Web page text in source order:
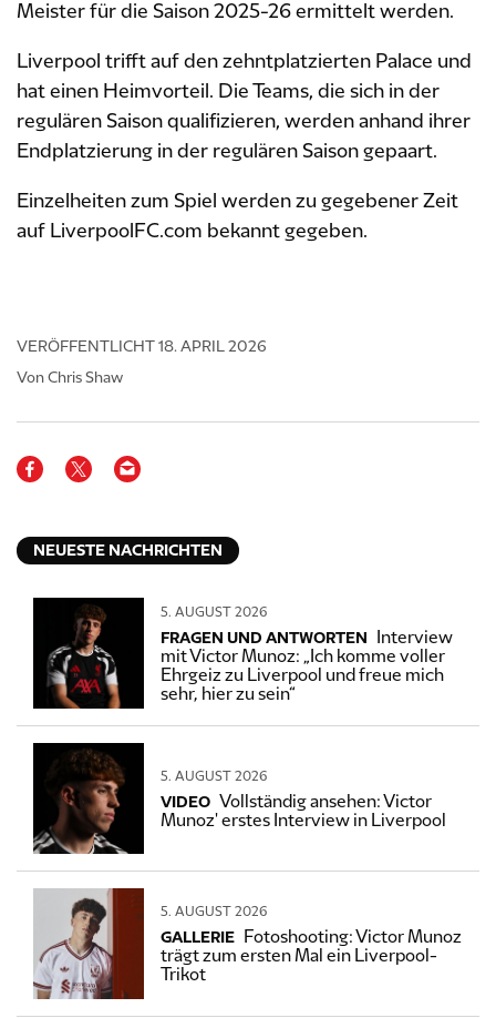
Meister für die Saison 2025-26 ermittelt werden.
Liverpool trifft auf den zehntplatzierten Palace und
hat einen Heimvorteil. Die Teams, die sich in der
regulären Saison qualifizieren, werden anhand ihrer
Endplatzierung in der regulären Saison gepaart.
Einzelheiten zum Spiel werden zu gegebener Zeit
auf LiverpoolFC.com bekannt gegeben.
VERÖFFENTLICHT 18. APRIL 2026
Von Chris Shaw
NEUESTE NACHRICHTEN
5. AUGUST 2026
FRAGEN UND ANTWORTEN
Interview
mit Victor Munoz: „Ich komme voller
Ehrgeiz zu Liverpool und freue mich
sehr, hier zu sein“
5. AUGUST 2026
VIDEO Vollständig ansehen: Victor
Munoz' erstes Interview in Liverpool
5. AUGUST 2026
GALLERIE
Fotoshooting: Victor Munoz
trägt zum ersten Mal ein Liverpool-
Trikot